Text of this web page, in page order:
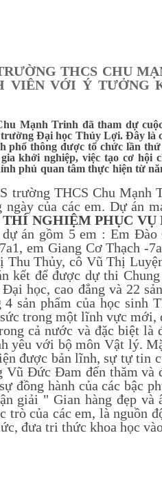
THCS CHU
VIÊN VỚI Ý TƯỞNG
Mạnh Trinh đã tham dự
Đại học Thủy Lợi. Đây là
phổ thông được tổ chức lần
khởi nghiệp, việc tạo cơ hội
phủ quan tâm thực hiện từ
trường THCS Chu Mạnh
của các em. Dự án
NGHIỆM PHỤC VỤ
án gồm 5 em : Em Đào
em Giang Cơ Thạch -
Thu Thủy, cô Vũ Thị
kết để được dự thi
học, cao đẳng và 22
sản phẩm của học sinh
trong một lĩnh vực mới,
cả nước và đặc biệt là
yêu với bộ môn Vật lý.
được bản lĩnh, sự tự tin
Vũ Đức Đam đến thăm và
đồng hành của các bậc
giải " Gian hàng đẹp
trò của các em, là nguồn
đưa tri thức khoa học